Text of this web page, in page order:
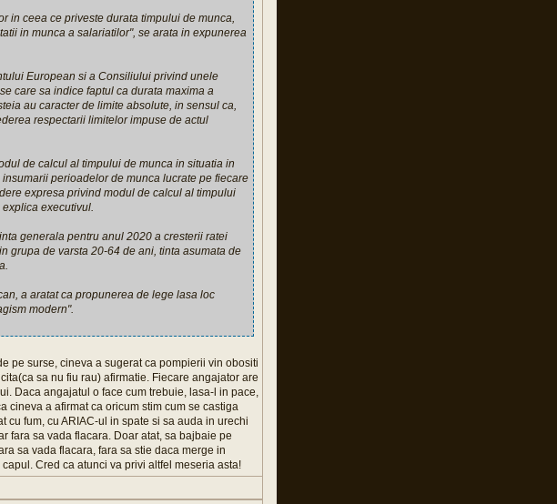
in ceea ce priveste durata timpului de munca,
in munca a salariatilor", se arata in expunerea
European si a Consiliului privind unele
care sa indice faptul ca durata maxima a
au caracter de limite absolute, in sensul ca,
respectarii limitelor impuse de actul
de calcul al timpului de munca in situatia in
perioadelor de munca lucrate pe fiecare
expresa privind modul de calcul al timpului
executivul.
generala pentru anul 2020 a cresterii ratei
grupa de varsta 20-64 de ani, tinta asumata de
a aratat ca propunerea de lege lasa loc
modern".
pe surse, cineva a sugerat ca pompierii vin obositi
sa nu fiu rau) afirmatie. Fiecare angajator are
Daca angajatul o face cum trebuie, lasa-l in pace,
cineva a afirmat ca oricum stim cum se castiga
fum, cu ARIAC-ul in spate si sa auda in urechi
fara sa vada flacara. Doar atat, sa bajbaie pe
sa vada flacara, fara sa stie daca merge in
Cred ca atunci va privi altfel meseria asta!